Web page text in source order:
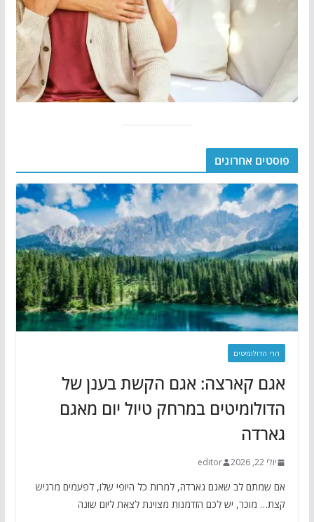
פוסטים אחרונים
הרי הדולומיטים
אגם קארצה: אגם הקשת בענן של
הדולומיטים במרחק טיול יום מאגם
גארדה
יולי 22, 2026 editor
אם שמתם לב שאגם גארדה, למרות כל היופי שלו, לפעמים מרגיש
קצת… מוכר, יש לכם הזדמנות מצוינת לצאת ליום שונה